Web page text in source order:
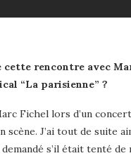
cette rencontre avec
“La parisienne” ?
Fichel lors d’un
scène. J’ai tout de suite
s’il était tenté de